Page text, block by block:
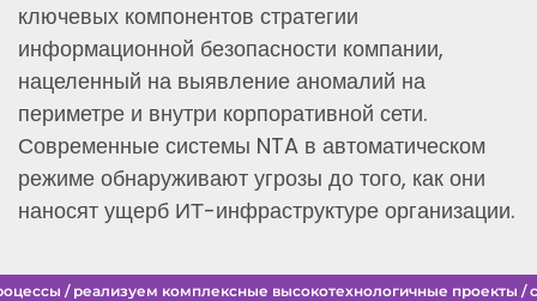
ключевых компонентов стратегии
информационной безопасности компании,
нацеленный на выявление аномалий на
периметре и внутри корпоративной сети.
Современные системы NTA в автоматическом
режиме обнаруживают угрозы до того, как они
наносят ущерб ИТ-инфраструктуре организации.
/ реализуем комплексные высокотехнологичные проекты /